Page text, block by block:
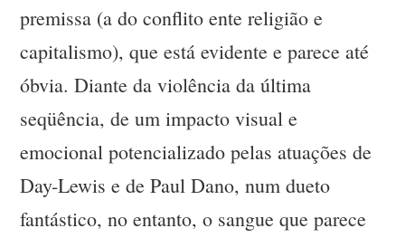
premissa (a do conflito ente religião e
capitalismo), que está evidente e parece até
óbvia. Diante da violência da última
seqüência, de um impacto visual e
emocional potencializado pelas atuações de
Day-Lewis e de Paul Dano, num dueto
fantástico, no entanto, o sangue que parece